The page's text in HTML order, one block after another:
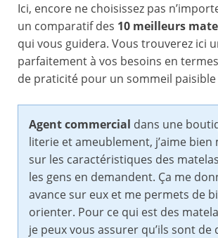
Ici, encore ne choisissez pas
un comparatif des 10 meilleurs
qui vous guidera. Vous trouverez ici
parfaitement à vos besoins en
de praticité pour un sommeil
Agent commercial dans une
literie et ameublement, j’aime bien
sur les caractéristiques des
les gens en demandent. Ça me
avance sur eux et me permets de
orienter. Pour ce qui est des
je peux vous assurer qu’ils sont de